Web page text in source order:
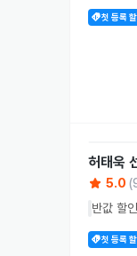
첫 등록
허태욱
5.0 (
반값 할
첫 등록